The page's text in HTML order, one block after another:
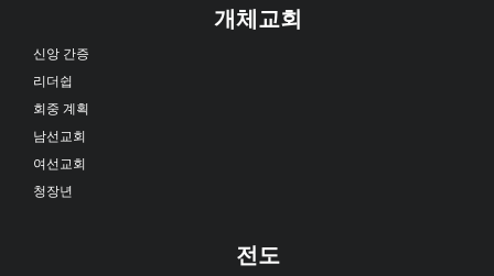
개체교회
신앙 간증
리더쉽
회중 계획
남선교회
여선교회
청장년
전도